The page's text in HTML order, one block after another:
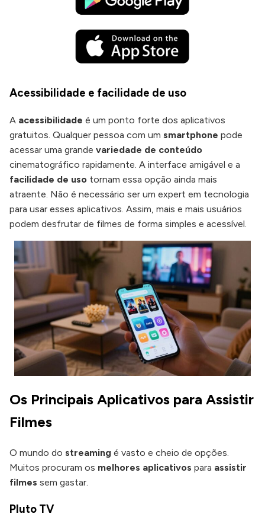
Acessibilidade e facilidade de uso
A acessibilidade é um ponto forte dos aplicativos
gratuitos. Qualquer pessoa com um smartphone pode
acessar uma grande variedade de conteúdo
cinematográfico rapidamente. A interface amigável e a
facilidade de uso tornam essa opção ainda mais
atraente. Não é necessário ser um expert em tecnologia
para usar esses aplicativos. Assim, mais e mais usuários
podem desfrutar de filmes de forma simples e acessível.
Os Principais Aplicativos para Assistir
Filmes
O mundo do streaming é vasto e cheio de opções.
Muitos procuram os melhores aplicativos para assistir
filmes sem gastar.
Pluto TV